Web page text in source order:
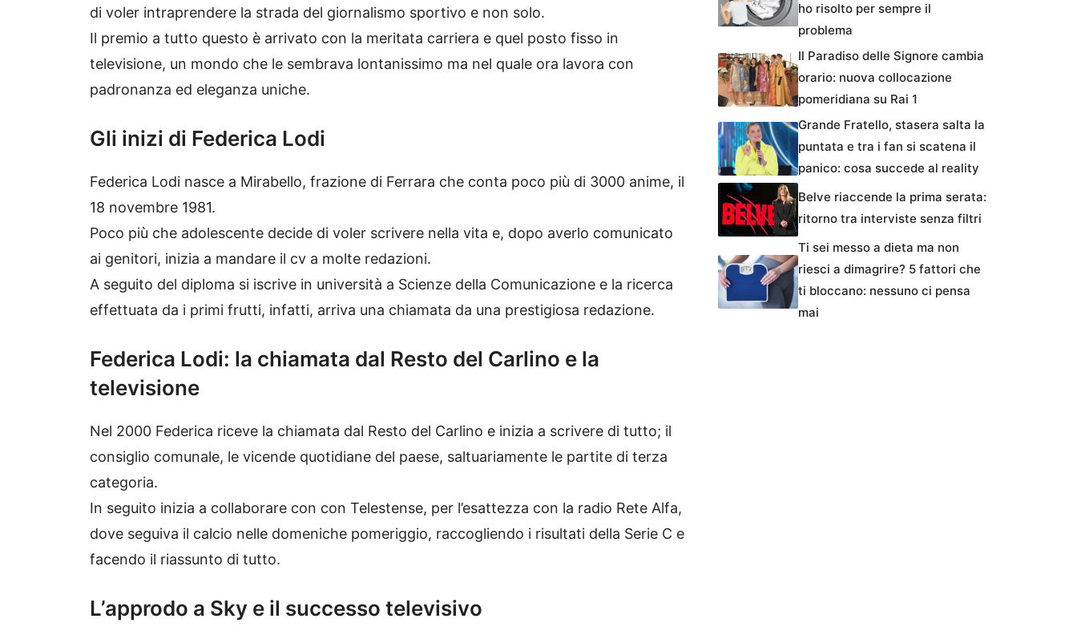
di voler intraprendere la strada del giornalismo sportivo e non solo.
Il premio a tutto questo è arrivato con la meritata carriera e quel posto fisso in
televisione, un mondo che le sembrava lontanissimo ma nel quale ora lavora con
padronanza ed eleganza uniche.
Gli inizi di Federica Lodi
Federica Lodi nasce a Mirabello, frazione di Ferrara che conta poco più di 3000 anime, il
18 novembre 1981.
Poco più che adolescente decide di voler scrivere nella vita e, dopo averlo comunicato
ai genitori, inizia a mandare il cv a molte redazioni.
A seguito del diploma si iscrive in università a Scienze della Comunicazione e la ricerca
effettuata da i primi frutti, infatti, arriva una chiamata da una prestigiosa redazione.
Federica Lodi: la chiamata dal Resto del Carlino e la
televisione
Nel 2000 Federica riceve la chiamata dal Resto del Carlino e inizia a scrivere di tutto; il
consiglio comunale, le vicende quotidiane del paese, saltuariamente le partite di terza
categoria.
In seguito inizia a collaborare con con Telestense, per l’esattezza con la radio Rete Alfa,
dove seguiva il calcio nelle domeniche pomeriggio, raccogliendo i risultati della Serie C e
facendo il riassunto di tutto.
L’approdo a Sky e il successo televisivo
ho risolto per sempre il
problema
Il Paradiso delle Signore cambia
orario: nuova collocazione
pomeridiana su Rai 1
Grande Fratello, stasera salta la
puntata e tra i fan si scatena il
panico: cosa succede al reality
Belve riaccende la prima serata:
ritorno tra interviste senza filtri
Ti sei messo a dieta ma non
riesci a dimagrire? 5 fattori che
ti bloccano: nessuno ci pensa
mai